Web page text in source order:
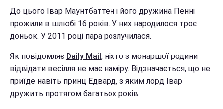
До цього Івар Маунтбаттен і його дружина Пенні
прожили в шлюбі 16 років. У них народилося троє
доньок. У 2011 році пара розлучилася.
Як повідомляє Daily Mail , ніхто з монаршої родини
відвідати весілля не має наміру. Відзначається, що не
приїде навіть принц Едвард, з яким лорд Івар
дружить протягом багатьох років.